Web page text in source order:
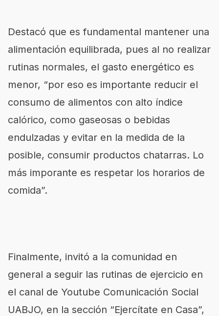
Destacó que es fundamental mantener una
alimentación equilibrada, pues al no realizar
rutinas normales, el gasto energético es
menor, “por eso es importante reducir el
consumo de alimentos con alto índice
calórico, como gaseosas o bebidas
endulzadas y evitar en la medida de la
posible, consumir productos chatarras. Lo
más imporante es respetar los horarios de
comida”.
Finalmente, invitó a la comunidad en
general a seguir las rutinas de ejercicio en
el canal de Youtube Comunicación Social
UABJO, en la sección “Ejercítate en Casa”,